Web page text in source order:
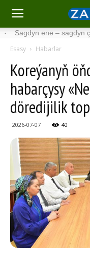
ene – sagdyn çaga –
Esasy Habarlar
Koreýanyň
habarçysy
döredijilik
2026-07-07 40